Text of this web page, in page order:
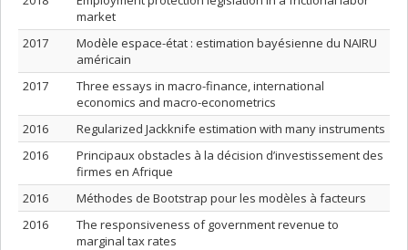
market
2017
Modèle espace-état : estimation bayésienne du NAIRU
américain
2017
Three essays in macro-finance, international
economics and macro-econometrics
2016
Regularized Jackknife estimation with many instruments
2016
Principaux obstacles à la décision d’investissement des
firmes en Afrique
2016
Méthodes de Bootstrap pour les modèles à facteurs
2016
The responsiveness of government revenue to
marginal tax rates